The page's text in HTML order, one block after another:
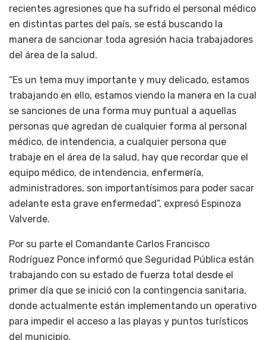
recientes agresiones que ha sufrido el personal médico
en distintas partes del país, se está buscando la
manera de sancionar toda agresión hacia trabajadores
del área de la salud.
“Es un tema muy importante y muy delicado, estamos
trabajando en ello, estamos viendo la manera en la cual
se sanciones de una forma muy puntual a aquellas
personas que agredan de cualquier forma al personal
médico, de intendencia, a cualquier persona que
trabaje en el área de la salud, hay que recordar que el
equipo médico, de intendencia, enfermería,
administradores, son importantísimos para poder sacar
adelante esta grave enfermedad”, expresó Espinoza
Valverde.
Por su parte el Comandante Carlos Francisco
Rodríguez Ponce informó que Seguridad Pública están
trabajando con su estado de fuerza total desde el
primer día que se inició con la contingencia sanitaria,
donde actualmente están implementando un operativo
para impedir el acceso a las playas y puntos turísticos
del municipio.